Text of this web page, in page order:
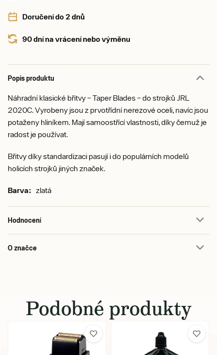
Doručení do 2 dnů
90 dní na vrácení nebo výměnu
Popis produktu
Náhradní klasické břitvy – Taper Blades – do strojků JRL
2020C. Vyrobeny jsou z prvotřídní nerezové oceli, navíc jsou
potaženy hliníkem. Mají samoostřící vlastnosti, díky čemuž je
radost je používat.
Břitvy díky standardizaci pasují i do populárních modelů
holicích strojků jiných značek.
Barva: zlatá
Hodnocení
O značce
Podobné produkty